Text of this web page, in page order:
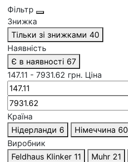
Фільтр
Знижка
Тільки зі знижками 40
Наявність
Є в наявності 67
147.11 - 7931.62 грн. Ціна
Країна
Нідерланди 6 Німеччина 60
Виробник
Feldhaus Klinker 11 Muhr 21